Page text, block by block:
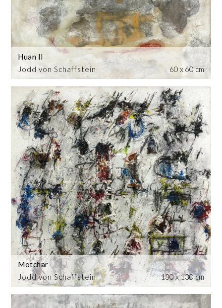
Jodd von Schaffstein
Huan II
60 x 60 cm
Jodd von Schaffstein
Motchar
130 x 130 cm